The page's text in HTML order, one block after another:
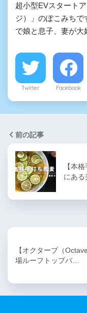
超小型EVスタート
ジ）」のぽこみち
で娘と息子、妻が大
Twitter Facebook
前の記事
【本
にある
【オクターブ（
場ルーフトップバ…